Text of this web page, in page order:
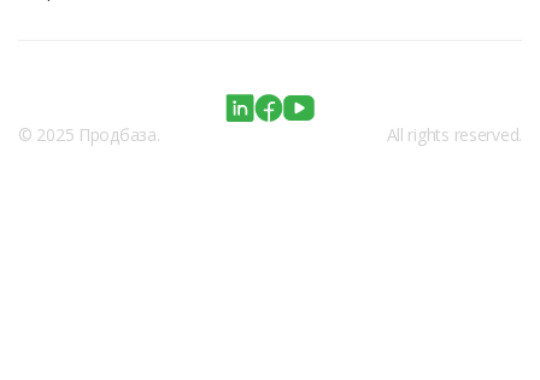
© 2025 Продбаза. All rights reserved.